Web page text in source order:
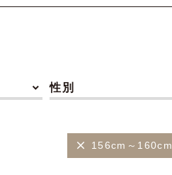
性別
156cm～160cm